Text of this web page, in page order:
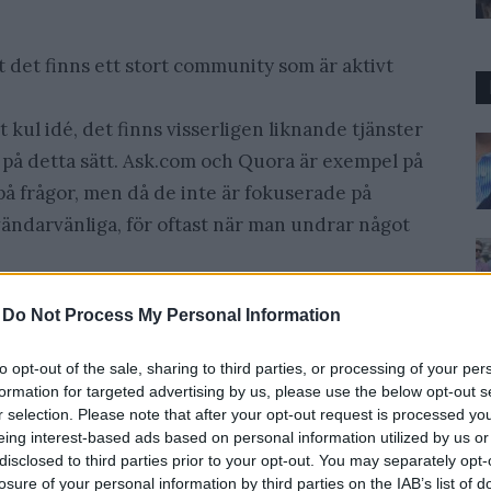
Do Not Process My Personal Information
opt-out of the sale, sharing to third parties, or processing of your
for targeted advertising by us, please use the below opt-out
selection. Please note that after your opt-out request is processed
interest-based ads based on personal information utilized by us
to third parties prior to your opt-out. You may separately
of your personal information by third parties on the IAB’s list of
finns ett stort community som är aktivt
kul idé, det finns visserligen liknande tjänster
detta sätt. Ask.com och Quora är exempel på
frågor, men då de inte är fokuserade på
för oftast när man undrar något
när man hittar en insekt eller något
skall få reda på vad det är för varelse,